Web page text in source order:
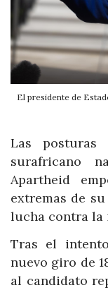
El presidente de
Las posturas
surafricano
Apartheid
extremas de
lucha contra la
Tras el
nuevo giro de
al candidato